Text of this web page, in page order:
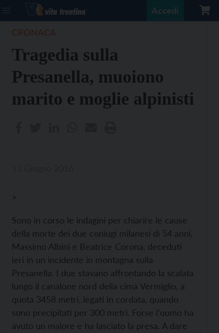
Accedi
Tragedia sulla
Presanella, muoiono
marito e moglie alpinisti
>
Sono in corso le indagini per chiarire le cause
della morte dei due coniugi milanesi di 54 anni,
Massimo Albini e Beatrice Corona, deceduti
ieri in un incidente in montagna sulla
Presanella. I due stavano affrontando la scalata
lungo il canalone nord della cima Vermiglio, a
quota 3458 metri, legati in cordata, quando
sono precipitati per 300 metri. Forse l’uomo ha
avuto un malore e ha lasciato la presa. A dare